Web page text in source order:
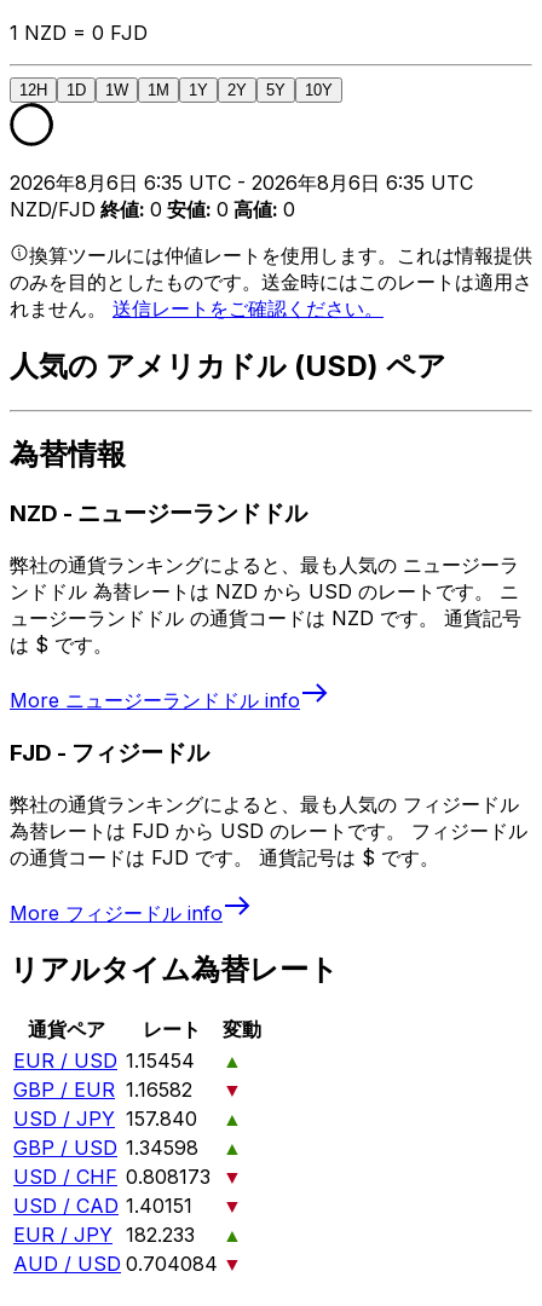
1 NZD = 0 FJD
12H 1D 1W 1M 1Y 2Y 5Y 10Y
2026年8月6日 6:35 UTC - 2026年8月6日 6:35 UTC
NZD/FJD 終値: 0 安値: 0 高値: 0
換算ツールには仲値レートを使用します。これは情報提供
のみを目的としたものです。送金時にはこのレートは適用さ
れません。 送信レートをご確認ください。
人気の アメリカドル (USD) ペア
為替情報
NZD - ニュージーランドドル
弊社の通貨ランキングによると、最も人気の ニュージーラ
ンドドル 為替レートは NZD から USD のレートです。 ニ
ュージーランドドル の通貨コードは NZD です。 通貨記号
は $ です。
More ニュージーランドドル info
FJD - フィジードル
弊社の通貨ランキングによると、最も人気の フィジードル
為替レートは FJD から USD のレートです。 フィジードル
の通貨コードは FJD です。 通貨記号は $ です。
More フィジードル info
リアルタイム為替レート
通貨ペア レート
変動
EUR / USD 1.15454
▲
GBP / EUR 1.16582
▼
USD / JPY 157.840
▲
GBP / USD 1.34598
▲
USD / CHF 0.808173
▼
USD / CAD 1.40151
▼
EUR / JPY 182.233
▲
AUD / USD 0.704084 ▼